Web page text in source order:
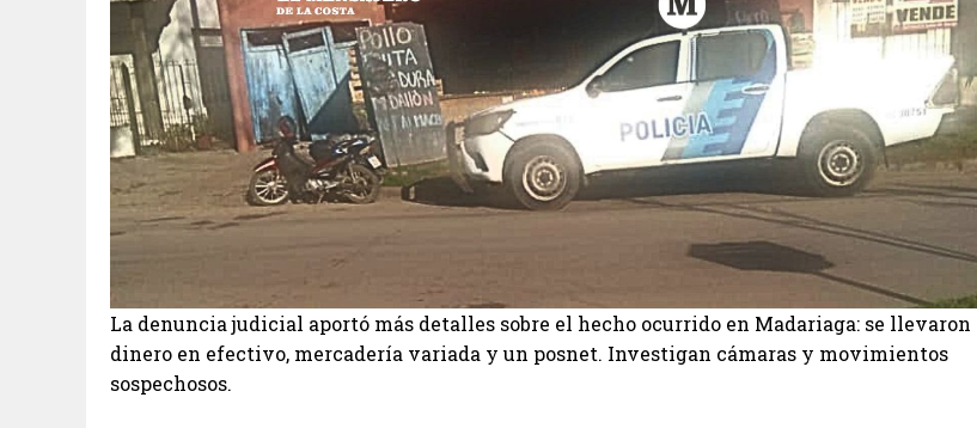
La denuncia judicial aportó más detalles sobre el hecho ocurrido en Madariaga: se llevaron
dinero en efectivo, mercadería variada y un posnet. Investigan cámaras y movimientos
sospechosos.